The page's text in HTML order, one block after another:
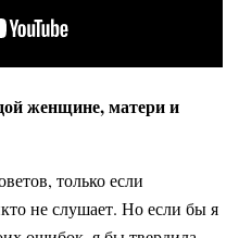
женщине, матери и
только если
не слушает. Но если бы я